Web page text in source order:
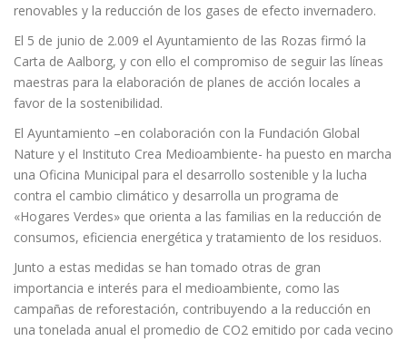
renovables y la reducción de los gases de efecto invernadero.
El 5 de junio de 2.009 el Ayuntamiento de las Rozas firmó la
Carta de Aalborg, y con ello el compromiso de seguir las líneas
maestras para la elaboración de planes de acción locales a
favor de la sostenibilidad.
El Ayuntamiento –en colaboración con la Fundación Global
Nature y el Instituto Crea Medioambiente- ha puesto en marcha
una Oficina Municipal para el desarrollo sostenible y la lucha
contra el cambio climático y desarrolla un programa de
«Hogares Verdes» que orienta a las familias en la reducción de
consumos, eficiencia energética y tratamiento de los residuos.
Junto a estas medidas se han tomado otras de gran
importancia e interés para el medioambiente, como las
campañas de reforestación, contribuyendo a la reducción en
una tonelada anual el promedio de CO2 emitido por cada vecino